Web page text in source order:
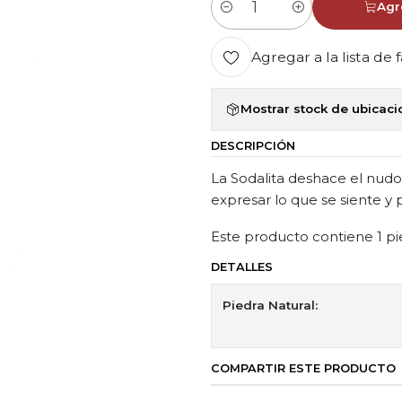
Cantidad
Agregar a la lista de
Mostrar stock de
DESCRIPCIÓN
La Sodalita deshace el
expresar lo que se siente y
Este producto contiene 1
DETALLES
Piedra Natural:
COMPARTIR ESTE PRODUCTO